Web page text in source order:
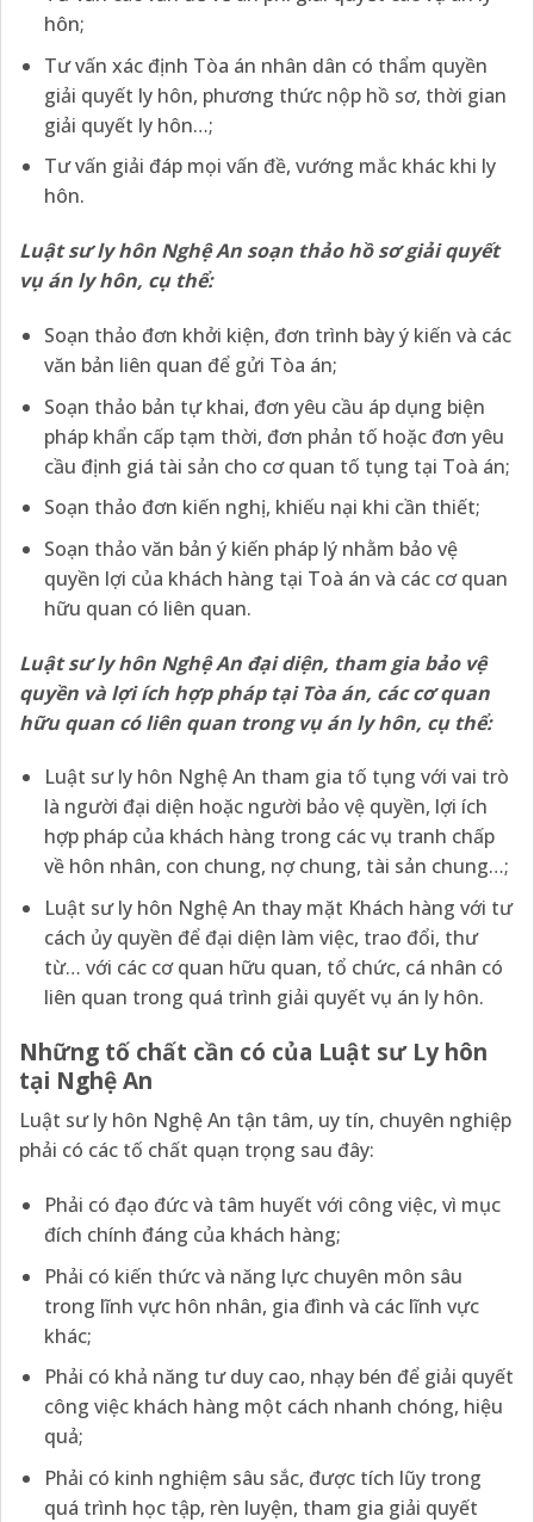
hôn;
Tư vấn xác định Tòa án nhân dân có thẩm quyền
giải quyết ly hôn, phương thức nộp hồ sơ, thời gian
giải quyết ly hôn…;
Tư vấn giải đáp mọi vấn đề, vướng mắc khác khi ly
hôn.
Luật sư ly hôn Nghệ An soạn thảo hồ sơ giải quyết
vụ án ly hôn, cụ thể:
Soạn thảo đơn khởi kiện, đơn trình bày ý kiến và các
văn bản liên quan để gửi Tòa án;
Soạn thảo bản tự khai, đơn yêu cầu áp dụng biện
pháp khẩn cấp tạm thời, đơn phản tố hoặc đơn yêu
cầu định giá tài sản cho cơ quan tố tụng tại Toà án;
Soạn thảo đơn kiến nghị, khiếu nại khi cần thiết;
Soạn thảo văn bản ý kiến pháp lý nhằm bảo vệ
quyền lợi của khách hàng tại Toà án và các cơ quan
hữu quan có liên quan.
Luật sư ly hôn Nghệ An đại diện, tham gia bảo vệ
quyền và lợi ích hợp pháp tại Tòa án, các cơ quan
hữu quan có liên quan trong vụ án ly hôn, cụ thể:
Luật sư ly hôn Nghệ An tham gia tố tụng với vai trò
là người đại diện hoặc người bảo vệ quyền, lợi ích
hợp pháp của khách hàng trong các vụ tranh chấp
về hôn nhân, con chung, nợ chung, tài sản chung…;
Luật sư ly hôn Nghệ An thay mặt Khách hàng với tư
cách ủy quyền để đại diện làm việc, trao đổi, thư
từ… với các cơ quan hữu quan, tổ chức, cá nhân có
liên quan trong quá trình giải quyết vụ án ly hôn.
Những tố chất cần có của Luật sư Ly hôn
tại Nghệ An
Luật sư ly hôn Nghệ An tận tâm, uy tín, chuyên nghiệp
phải có các tố chất quạn trọng sau đây:
Phải có đạo đức và tâm huyết với công việc, vì mục
đích chính đáng của khách hàng;
Phải có kiến thức và năng lực chuyên môn sâu
trong lĩnh vực hôn nhân, gia đình và các lĩnh vực
khác;
Phải có khả năng tư duy cao, nhạy bén để giải quyết
công việc khách hàng một cách nhanh chóng, hiệu
quả;
Phải có kinh nghiệm sâu sắc, được tích lũy trong
quá trình học tập, rèn luyện, tham gia giải quyết